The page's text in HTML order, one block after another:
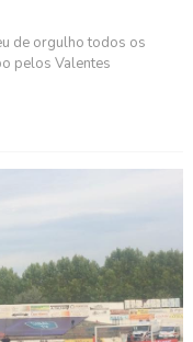
de orgulho todos os
pelos Valentes